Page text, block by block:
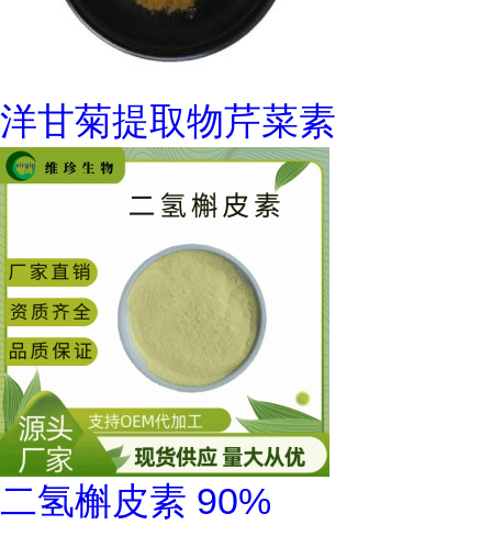
洋甘菊提取物芹菜素
二氢槲皮素 90%